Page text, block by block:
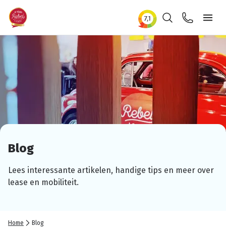
ZoekenContact
Blog
Lees interessante artikelen, handige tips en meer over
lease en mobiliteit.
Home Blog